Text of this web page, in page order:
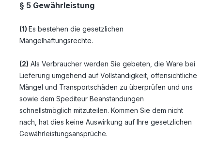
§ 5 Gewährleistung
(1) Es bestehen die gesetzlichen
Mängelhaftungsrechte.
(2) Als Verbraucher werden Sie gebeten, die Ware bei
Lieferung umgehend auf Vollständigkeit, offensichtliche
Mängel und Transportschäden zu überprüfen und uns
sowie dem Spediteur Beanstandungen
schnellstmöglich mitzuteilen. Kommen Sie dem nicht
nach, hat dies keine Auswirkung auf Ihre gesetzlichen
Gewährleistungsansprüche.